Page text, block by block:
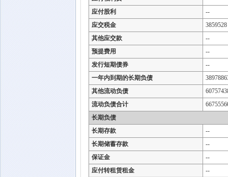
应付股利
--
应交税金
3859528
其他应交款
--
预提费用
--
发行短期债券
--
一年内到期的长期负债
其他流动负债
流动负债合计
长期负债
长期存款
--
长期储蓄存款
--
保证金
--
应付转租赁租金
--